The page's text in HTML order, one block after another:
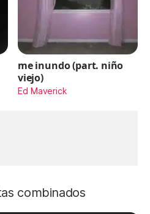
me inundo (part. niño
viejo)
Ed Maverick
combinados